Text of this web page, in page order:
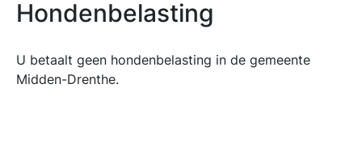
Hondenbelasting
U betaalt geen hondenbelasting in de gemeente
Midden-Drenthe.